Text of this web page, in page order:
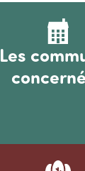
Les